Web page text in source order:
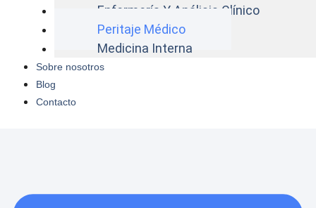
Enfermería Y Análisis Clínico
Peritaje Médico
Medicina Interna
Sobre nosotros
Blog
Contacto